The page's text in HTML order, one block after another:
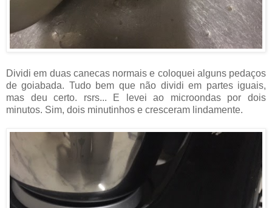
Dividi em duas canecas normais e coloquei alguns pedaços
de goiabada. Tudo bem que não dividi em partes iguais,
mas deu certo. rsrs... E levei ao microondas por dois
minutos. Sim, dois minutinhos e cresceram lindamente.